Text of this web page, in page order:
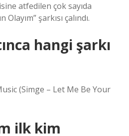
atfedilen çok sayıda
şarkısı çalındı.
hangi şarkı
(Simge – Let Me Be Your
ilk kim